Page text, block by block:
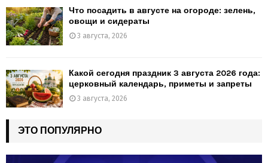
Что посадить в августе на огороде: зелень,
овощи и сидераты
3 августа, 2026
Какой сегодня праздник 3 августа 2026 года:
церковный календарь, приметы и запреты
3 августа, 2026
ЭТО ПОПУЛЯРНО